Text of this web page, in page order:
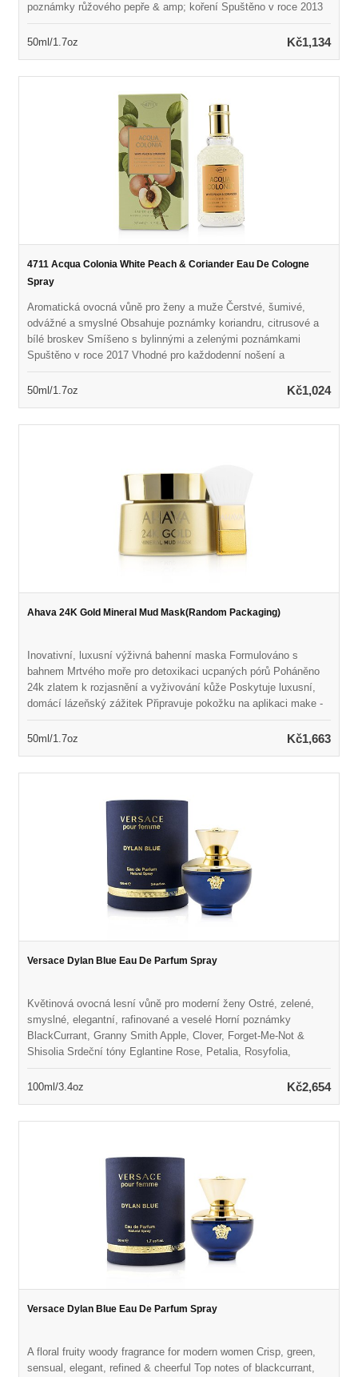
poznámky růžového pepře & amp; koření Spuštěno v roce 2013
50ml/1.7oz
Kč1,134
4711 Acqua Colonia White Peach & Coriander Eau De Cologne
Spray
Aromatická ovocná vůně pro ženy a muže Čerstvé, šumivé,
odvážné a smyslné Obsahuje poznámky koriandru, citrusové a
bílé broskev Smíšeno s bylinnými a zelenými poznámkami
Spuštěno v roce 2017 Vhodné pro každodenní nošení a
50ml/1.7oz
Kč1,024
Ahava 24K Gold Mineral Mud Mask(Random Packaging)
Inovativní, luxusní výživná bahenní maska Formulováno s
bahnem Mrtvého moře pro detoxikaci ucpaných pórů Poháněno
24k zlatem k rozjasnění a vyživování kůže Poskytuje luxusní,
domácí lázeňský zážitek Připravuje pokožku na aplikaci make -
Hypoalergenní, vegan a paraben
50ml/1.7oz Kč1,663
Versace Dylan Blue Eau De Parfum Spray
Květinová ovocná lesní vůně pro moderní ženy Ostré, zelené,
smyslné, elegantní, rafinované a veselé Horní poznámky
BlackCurrant, Granny Smith Apple, Clover, Forget-Me-Not &
Shisolia Srdeční tóny Eglantine Rose, Petalia, Rosyfolia,
lesy a pižmo Spuštěno v roce 2017 Vhodné pro jarní nebo letní
100ml/3.4oz Kč2,654
Versace Dylan Blue Eau De Parfum Spray
A floral fruity woody fragrance for modern women Crisp, green,
sensual, elegant, refined & cheerful Top notes of blackcurrant,